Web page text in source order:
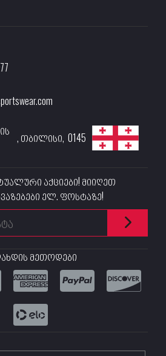
, თბილისი, 0145
აქციები! მიიღეთ
ელ. ფოსტაზე!
მეთოდები